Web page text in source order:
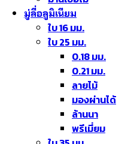
มู่ลี่อลูมิเนียม
ใบ 16 มม.
ใบ 25 มม.
0.18 มม.
0.21 มม.
ลายไม้
มองผ่านได้
ล้านนา
พรีเมี่ยม